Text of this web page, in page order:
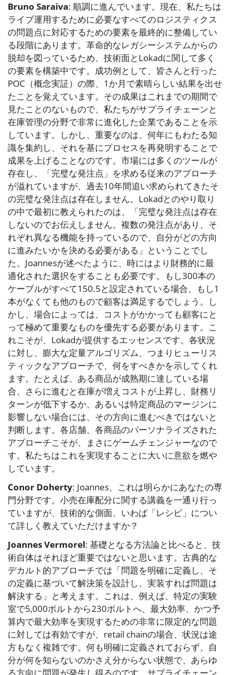
Bruno Saraiva: 順調に進んでいます。現在、私たちは
ライブ運用するために必要なすべてのロジスティクス
の問題点に対応するための要素を最終的に整備してい
る段階にあります。革命的なレガシーシステムからの
脱却を図っているため、技術面とLokadに関して多く
の要素を構築中です。成功例として、皆さんと行った
POC（概念実証）の際、1か月で素晴らしい結果を出せ
たことを覚えています。その成果はこれまでの期間で
見たことのないもので、私たちがサプライチェーンと
在庫管理の分野で非常に進化した企業であることを示
しています。しかし、重要なのは、何年にもわたる知
識を集約し、それを基にプロセスを再発明することで
成果を上げることなのです。市場には多くのツールが
存在し、「完璧な発注点」を求める従来のアプローチ
が溢れていますが、過去10年間追い求められてきたそ
の完璧な発注点は存在しません。Lokadとのやり取り
の中で最初に教えられたのは、「完璧な発注点は存在
しないのでお伝えしません。複数の発注点があり、そ
れぞれ異なる機能を持っているので、自分がどの方向
に進みたいかを決める必要がある」ということでし
た。Joannesが述べたように、時にはより財務的に最
適化された選択をすることも必要です。もし300本の
ケーブルがすべて150.5と設定されている場合、もし1
本がなくても他のもので顧客は満足するでしょう。し
かし、場合によっては、コストがかかっても顧客にと
って極めて重要なものを優先する必要があります。こ
れこそが、Lokadが提供するエッセンスです。各状況
に対し、膨大な定量アルゴリズム、つまりヒューリス
ティックなアプローチで、何をすべきかを示してくれ
ます。たとえば、ある商品が成熟期に達している場
合、さらに進むと在庫が増えコストが上昇し、財務リ
ターンが低下するか、あるいは特定商品のマージンに
影響しない場合には、その方向に進むべきではないと
判断します。各店舗、各商品のパーソナライズされた
アプローチこそが、まさにゲームチェンジャーなので
す。私たちはこれを実現することに大いに意欲を燃や
しています。
Conor Doherty: Joannes、これは明らかにあなたの専
門分野です。小売在庫配分に関する講義を一通り行っ
ていますが、技術的な側面、いわば「レシピ」につい
て詳しく教えていただけますか？
Joannes Vermorel: 基礎となる方法論と比べると、技
術自体はそれほど重要ではないと思います。古典的な
デカルト的アプローチでは「問題を明確に定義し、そ
の定義に基づいて解決策を設計し、実装すれば問題は
解決する」と考えます。これは、例えば、特定の実験
室で5,000ボルトから230ボルトへ、最大効率、かつ予
算内で最大効率を実現するための非常に限定的な問題
に対しては有効ですが、retail chainの場合、状況は途
方もなく複雑です。何も明確に定義されておらず、自
分が何を知らないのかさえ分からない状態で、あらゆ